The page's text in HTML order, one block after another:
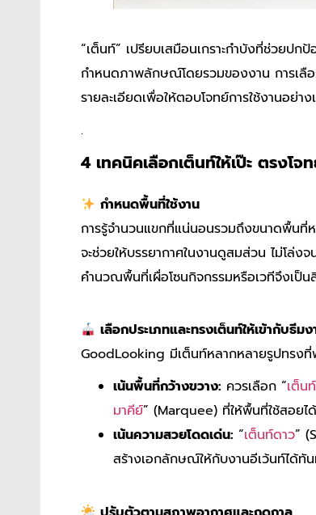
“เต็นท์” เปรียบเสมือนเกราะกำบังที่ช่วยป
กำหนดภาพลักษณ์โดยรวมของงาน การเลือ
รายละเอียดเพื่อให้ตอบโจทย์การใช้งานอย่า
.
4 เทคนิคเลือกเต็นท์ให้เป๊ะ ตรงโจ
กำหนดพื้นที่ใช้งาน
การรู้จำนวนแขกที่แน่นอนรวมถึงขนาดพื้นที่
จะช่วยให้บรรยากาศในงานดูสมส่วน ไม่โล่ง
คำนวณพื้นที่เผื่อโซนกิจกรรมหรือเวทีจึงเป็น
เลือกประเภทและทรงเต็นท์ให้เข้ากับธีมง
GoodLooking มีเต็นท์หลากหลายรูปทรง
เน้นพื้นที่กว้างขวาง: ควรเลือก “เต็น
มาคีย์” (Marquee) ที่ให้พื้นที่ใช้สอยไ
เน้นความสวยโดดเด่น: “เต็นท์ดาว”
สร้างเอกลักษณ์ให้กับงานอีเว้นท์ได้ทั